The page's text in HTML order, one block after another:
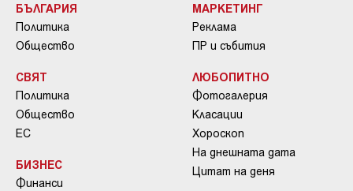
БЪЛГАРИЯ
Политика
Общество
СВЯТ
Политика
Общество
ЕС
БИЗНЕС
Финанси
МАРКЕТИНГ
Реклама
ПР и събития
ЛЮБОПИТНО
Фотогалерия
Класации
Хороскоп
На днешната дата
Цитат на деня